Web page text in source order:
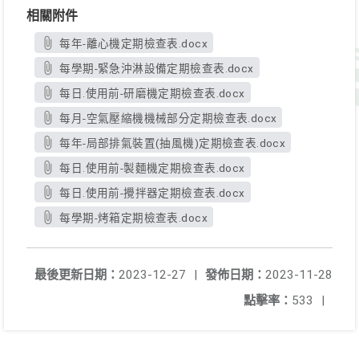
相關附件
每年-離心機定期檢查表.docx
每學期-緊急沖淋設備定期檢查表.docx
每日.使用前-研磨機定期檢查表.docx
每月-空氣壓縮機機械部分定期檢查表.docx
每年-局部排氣裝置(抽風機)定期檢查表.docx
每日.使用前-製麵機定期檢查表.docx
每日.使用前-攪拌器定期檢查表.docx
每學期-烤箱定期檢查表.docx
發佈日期： 2023-11-28
最後更新日期： 2023-12-27
|
點擊率： 533 |